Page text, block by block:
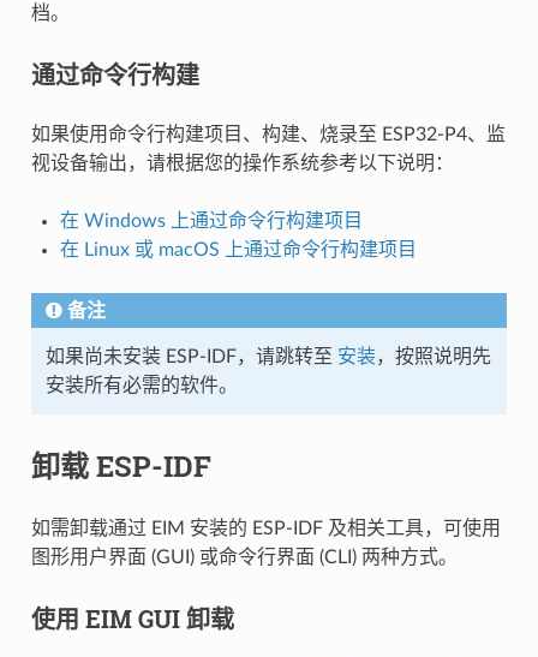
档。
通过命令行构建
如果使用命令行构建项目、构建、烧录至 ESP32-P4、监
视设备输出，请根据您的操作系统参考以下说明：
在 Windows 上通过命令行构建项目
在 Linux 或 macOS 上通过命令行构建项目
备注
如果尚未安装 ESP-IDF，请跳转至 安装，按照说明先
安装所有必需的软件。
卸载 ESP-IDF
如需卸载通过 EIM 安装的 ESP-IDF 及相关工具，可使用
图形用户界面 (GUI) 或命令行界面 (CLI) 两种方式。
使用 EIM GUI 卸载